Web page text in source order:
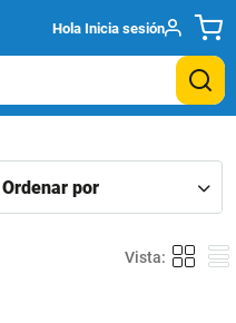
Hola Inicia sesión